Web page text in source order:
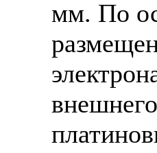
мм. По